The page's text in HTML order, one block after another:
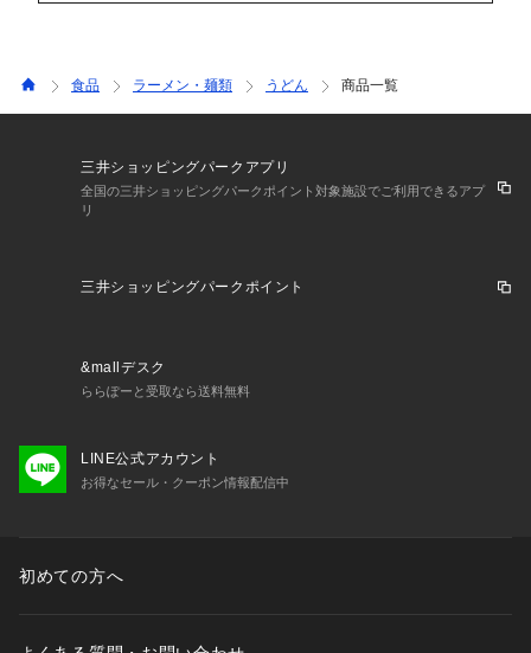
食品 ラーメン・麺類 うどん 商品一覧
三井ショッピングパークアプリ
全国の三井ショッピングパークポイント対象施設でご利用できるアプ
リ
三井ショッピングパークポイント
&mallデスク
ららぽーと受取なら送料無料
LINE公式アカウント
お得なセール・クーポン情報配信中
初めての方へ